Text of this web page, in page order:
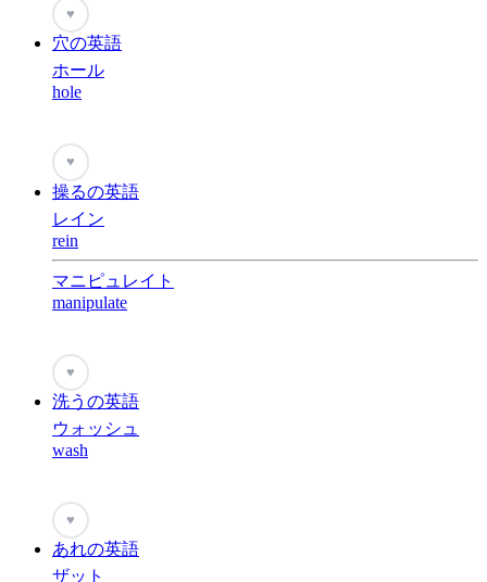
♥
穴の英語
ホール
hole
♥
操るの英語
レイン
rein
マニピュレイト
manipulate
♥
洗うの英語
ウォッシュ
wash
♥
あれの英語
ザット